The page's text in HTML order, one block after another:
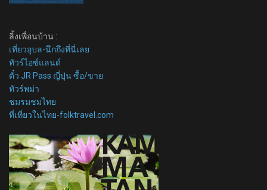
ลิ้งเพื่อนบ้าน :
เที่ยวอุบล-นึกถึงที่นี่เลย
ทัวร์ไอซ์แลนด์
ตั๋ว JR Pass ญี่ปุ่น ซื้อ/ขาย
ทัวร์พม่า
ชมรมชมไทย
ที่เที่ยวในไทย-folktravel.com